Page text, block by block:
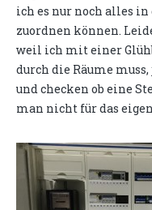
ich es nur noch alles
zuordnen können.
weil ich mit einer
durch die Räume
und checken ob eine
man nicht für das